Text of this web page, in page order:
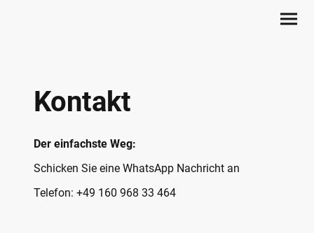
Kontakt
Der einfachste Weg:
Schicken Sie eine WhatsApp Nachricht an
Telefon: +49 160 968 33 464